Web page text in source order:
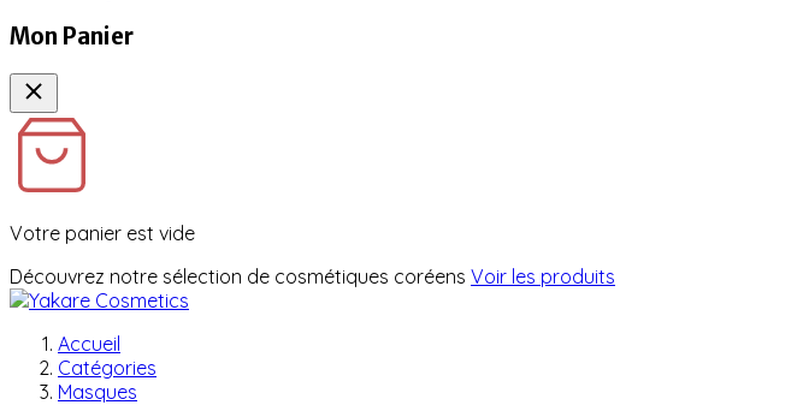
Mon Panier
Votre panier est vide
Découvrez notre sélection de cosmétiques coréens Voir les produits
Accueil
Catégories
Masques